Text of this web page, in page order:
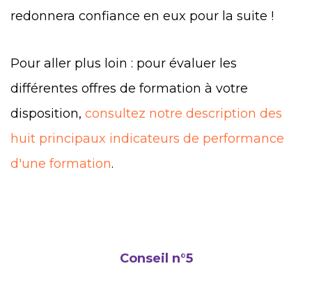
redonnera confiance en eux pour la suite !
Pour aller plus loin : pour évaluer les
différentes offres de formation à votre
disposition, consultez notre description des
huit principaux indicateurs de performance
d'une formation.
Conseil n°5